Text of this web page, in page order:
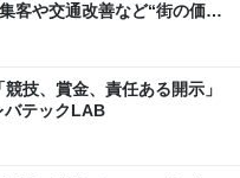
客や交通改善など“街の価値
技、賞金、責任ある開示」
バテックLAB